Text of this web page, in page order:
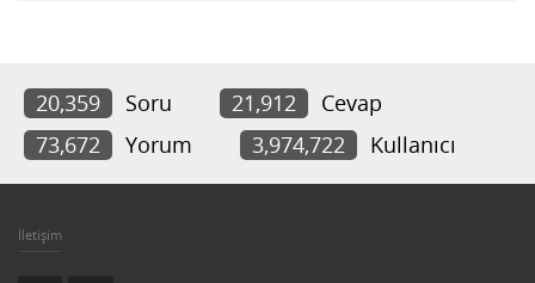
20,359 Soru 21,912
Cevap
73,672
Yorum 3,974,722 Kullanıcı
İletişim